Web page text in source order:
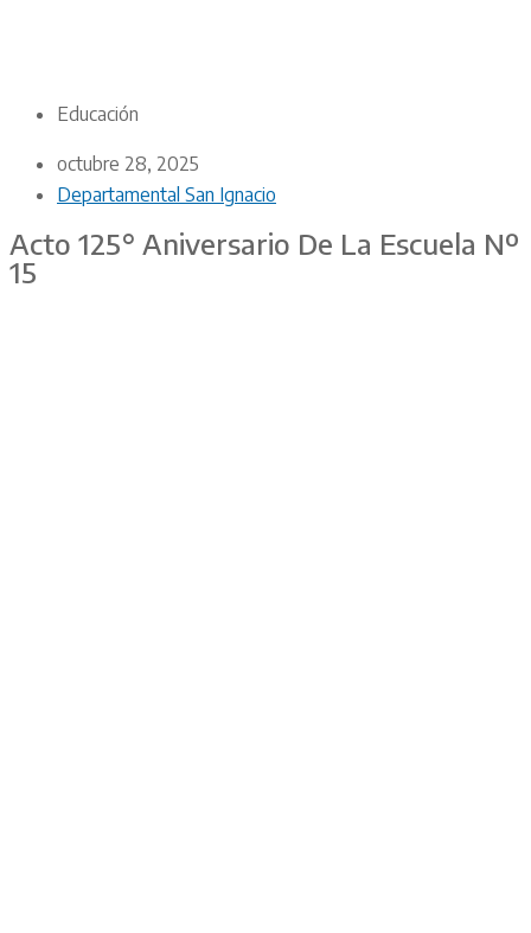
Educación
octubre 28, 2025
Departamental San Ignacio
Acto 125° Aniversario De La Escuela Nº
15